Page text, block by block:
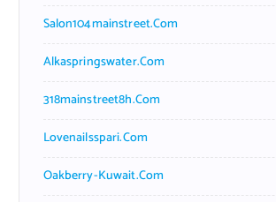
Salon104mainstreet.com
Alkaspringswater.com
318mainstreet8h.com
Lovenailsspari.com
Oakberry-Kuwait.com